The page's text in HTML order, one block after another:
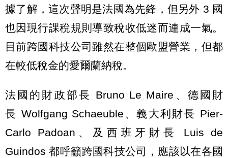
據了解，這次聲明是法國為先鋒，但另外 3 國
也因現行課稅規則導致稅收低迷而連成一氣。
目前跨國科技公司雖然在整個歐盟營業，但都
在較低稅金的愛爾蘭納稅。
法國的財政部長 Bruno Le Maire、德國財
長 Wolfgang Schaeuble、義大利財長 Pier-
Carlo Padoan、及西班牙財長 Luis de
Guindos 都呼籲跨國科技公司，應該以在各國